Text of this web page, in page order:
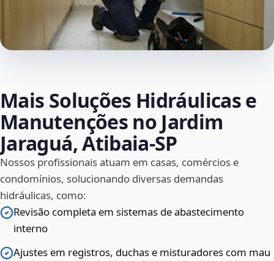
Mais Soluções Hidráulicas e
Manutenções no Jardim
Jaraguá, Atibaia‑SP
Nossos profissionais atuam em casas, comércios e
condomínios, solucionando diversas demandas
hidráulicas, como:
Revisão completa em sistemas de abastecimento
interno
Ajustes em registros, duchas e misturadores com mau